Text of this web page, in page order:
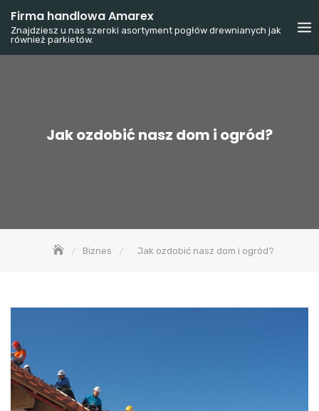
Skip
content
Firma handlowa Amarex
Znajdziesz u nas szeroki asortyment pogłów drewnianych jak
również parkietów.
Jak ozdobić nasz dom i ogród?
Biznes Jak ozdobić nasz dom i ogród?